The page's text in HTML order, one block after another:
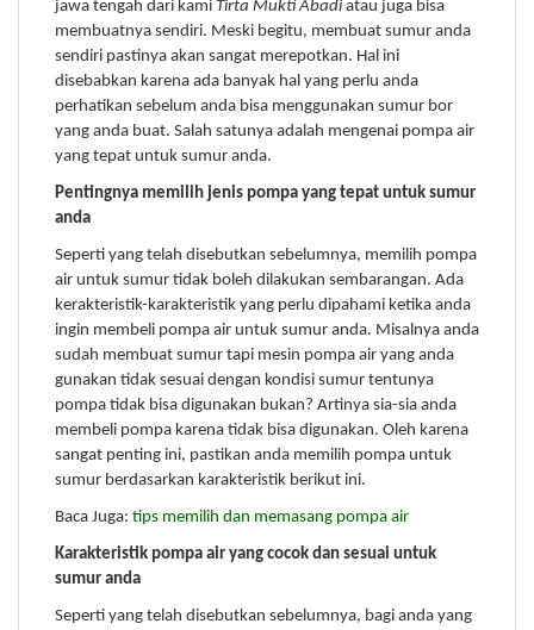
jawa tengah dari kami Tirta Mukti Abadiatau juga bisa
membuatnya sendiri. Meski begitu, membuat sumur anda
sendiri pastinya akan sangat merepotkan. Hal ini
disebabkan karena ada banyak hal yang perlu anda
perhatikan sebelum anda bisa menggunakan sumur bor
yang anda buat. Salah satunya adalah mengenai pompa air
yang tepat untuk sumur anda.
Pentingnya memilih jenis pompa yang tepat untuk sumur
anda
Seperti yang telah disebutkan sebelumnya, memilih pompa
air untuk sumur tidak boleh dilakukan sembarangan. Ada
kerakteristik-karakteristik yang perlu dipahami ketika anda
ingin membeli pompa air untuk sumur anda. Misalnya anda
sudah membuat sumur tapi mesin pompa air yang anda
gunakan tidak sesuai dengan kondisi sumur tentunya
pompa tidak bisa digunakan bukan? Artinya sia-sia anda
membeli pompa karena tidak bisa digunakan. Oleh karena
sangat penting ini, pastikan anda memilih pompa untuk
sumur berdasarkan karakteristik berikut ini.
Baca Juga: tips memilih dan memasang pompa air
Karakteristik pompa air yang cocok dan sesuai untuk
sumur anda
Seperti yang telah disebutkan sebelumnya, bagi anda yang